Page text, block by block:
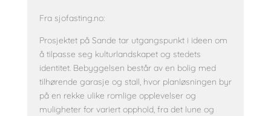
Fra sjofasting.no:
Prosjektet på Sande tar utgangspunkt i ideen om
å tilpasse seg kulturlandskapet og stedets
identitet. Bebyggelsen består av en bolig med
tilhørende garasje og stall, hvor planløsningen byr
på en rekke ulike romlige opplevelser og
muligheter for variert opphold, fra det lune og